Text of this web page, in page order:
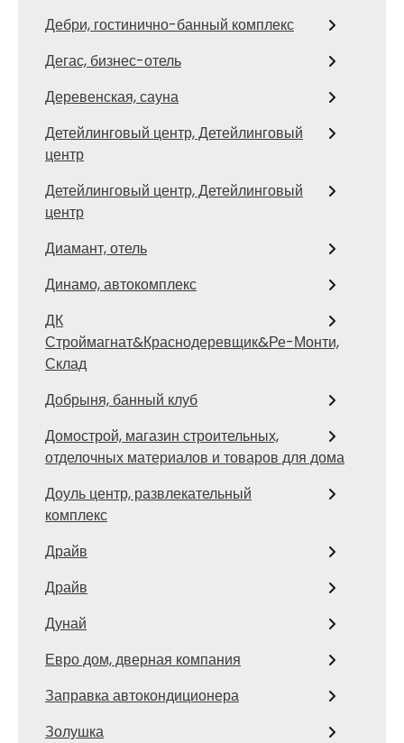
Дебри, гостинично-банный комплекс
Дегас, бизнес-отель
Деревенская, сауна
Детейлинговый центр, Детейлинговый
центр
Детейлинговый центр, Детейлинговый
центр
Диамант, отель
Динамо, автокомплекс
ДК
Строймагнат&Краснодеревщик&Ре-Монти,
Склад
Добрыня, банный клуб
Домострой, магазин строительных,
отделочных материалов и товаров для дома
Доуль центр, развлекательный
комплекс
Драйв
Драйв
Дунай
Евро дом, дверная компания
Заправка автокондиционера
Золушка